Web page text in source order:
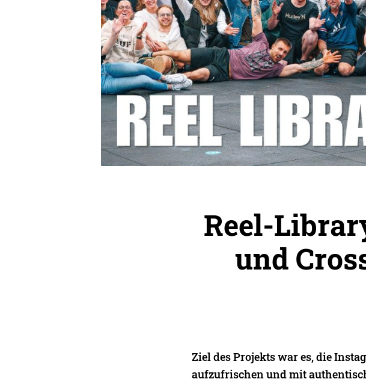
Reel-
und
Ziel des Projekts war es, die
aufzufrischen und mit